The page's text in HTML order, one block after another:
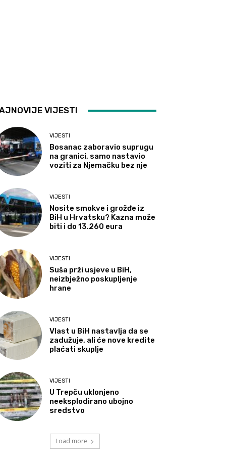
VIJESTI
VIJESTI
Bosanac zaboravio suprugu
na granici, samo nastavio
voziti za Njemačku bez nje
VIJESTI
Nosite smokve i grožđe iz
BiH u Hrvatsku? Kazna može
biti i do 13.260 eura
VIJESTI
Suša prži usjeve u BiH,
neizbježno poskupljenje
hrane
VIJESTI
Vlast u BiH nastavlja da se
zadužuje, ali će nove kredite
plaćati skuplje
VIJESTI
U Trepču uklonjeno
neeksplodirano ubojno
sredstvo
Load more